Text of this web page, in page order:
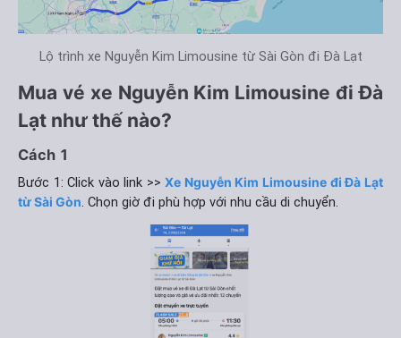
Lộ trình xe Nguyễn Kim Limousine từ Sài Gòn đi Đà Lạt
Mua vé xe Nguyễn Kim Limousine đi Đà
Lạt như thế nào?
Cách 1
Bước 1: Click vào link >> Xe Nguyễn Kim Limousine đi Đà Lạt
từ Sài Gòn. Chọn giờ đi phù hợp với nhu cầu di chuyển.